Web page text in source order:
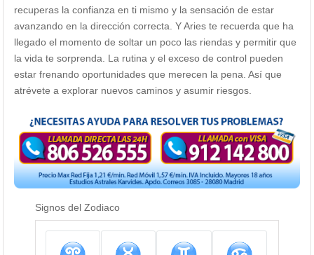
recuperas la confianza en ti mismo y la sensación de estar
avanzando en la dirección correcta. Y Aries te recuerda que ha
llegado el momento de soltar un poco las riendas y permitir que
la vida te sorprenda. La rutina y el exceso de control pueden
estar frenando oportunidades que merecen la pena. Así que
atrévete a explorar nuevos caminos y asumir riesgos.
Signos del Zodiaco